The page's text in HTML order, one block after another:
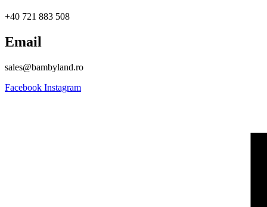
+40 721 883 508
Email
sales@bambyland.ro​
Facebook Instagram